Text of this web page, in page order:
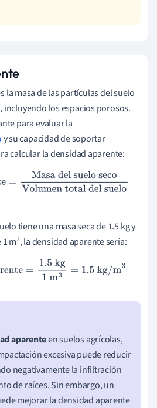
la masa de las partículas del suelo
los espacios porosos.
para evaluar la
y su capacidad de soportar
calcular la densidad aparente:
del suelo secoVolumen total del
suelo
tiene una masa seca de 1.5 kg y
m³, la densidad aparente sería:
=1.5kg1m3 =1.5 kg/m3
aparenteen suelos agrícolas,
excesiva puede reducir
negativamente la infiltración
de raíces. Sin embargo, un
mejorar la densidad aparente